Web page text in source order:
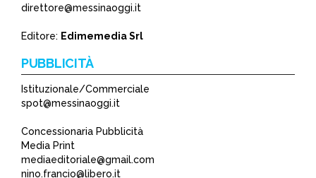
direttore@messinaoggi.it
Editore: Edimemedia Srl
PUBBLICITÀ
Istituzionale/Commerciale
spot@messinaoggi.it
Concessionaria Pubblicità
Media Print
mediaeditoriale@gmail.com
nino.francio@libero.it